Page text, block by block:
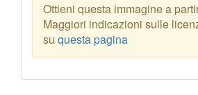
Ottieni questa immagine a
Maggiori indicazioni sulle
su questa pagina